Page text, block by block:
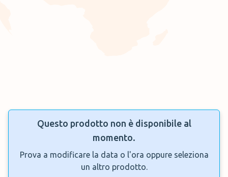
Questo prodotto non è disponibile al
momento.
Prova a modificare la data o l'ora oppure seleziona
un altro prodotto.